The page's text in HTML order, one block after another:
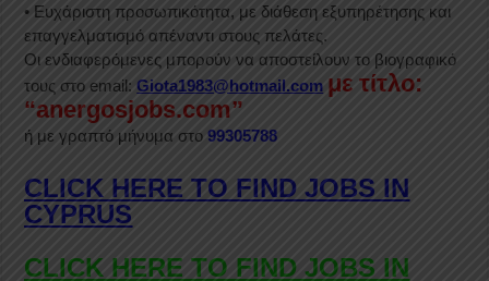
• Ευχάριστη προσωπικότητα, με διάθεση εξυπηρέτησης και
επαγγελματισμό απέναντι στους πελάτες.
Οι ενδιαφερόμενες μπορούν να αποστείλουν το βιογραφικό
τους στο email: Giota1983@hotmail.com με τίτλο:
“anergosjobs.com”
ή με γραπτό μήνυμα στο 99305788
CLICK HERE TO FIND JOBS IN
CYPRUS
CLICK HERE TO FIND JOBS IN